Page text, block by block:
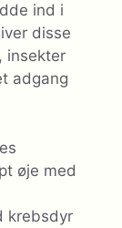
ind i
disse
insekter
adgang
øje med
krebsdyr